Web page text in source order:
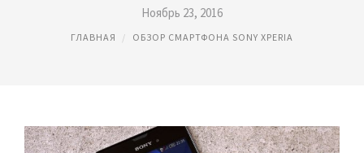
Ноябрь 23, 2016
ГЛАВНАЯ ОБЗОР СМАРТФОНА SONY XPERIA